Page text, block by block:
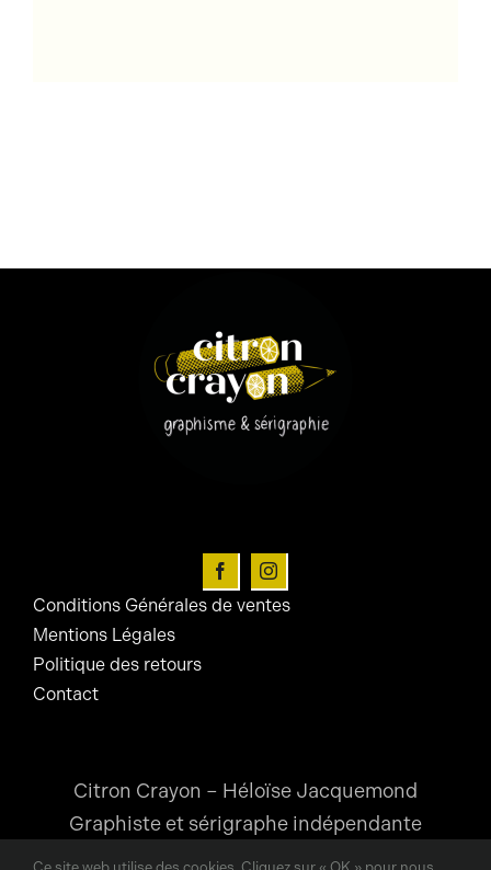
Conditions Générales de ventes
Mentions Légales
Politique des retours
Contact
Citron Crayon – Héloïse Jacquemond
Graphiste et sérigraphe indépendante